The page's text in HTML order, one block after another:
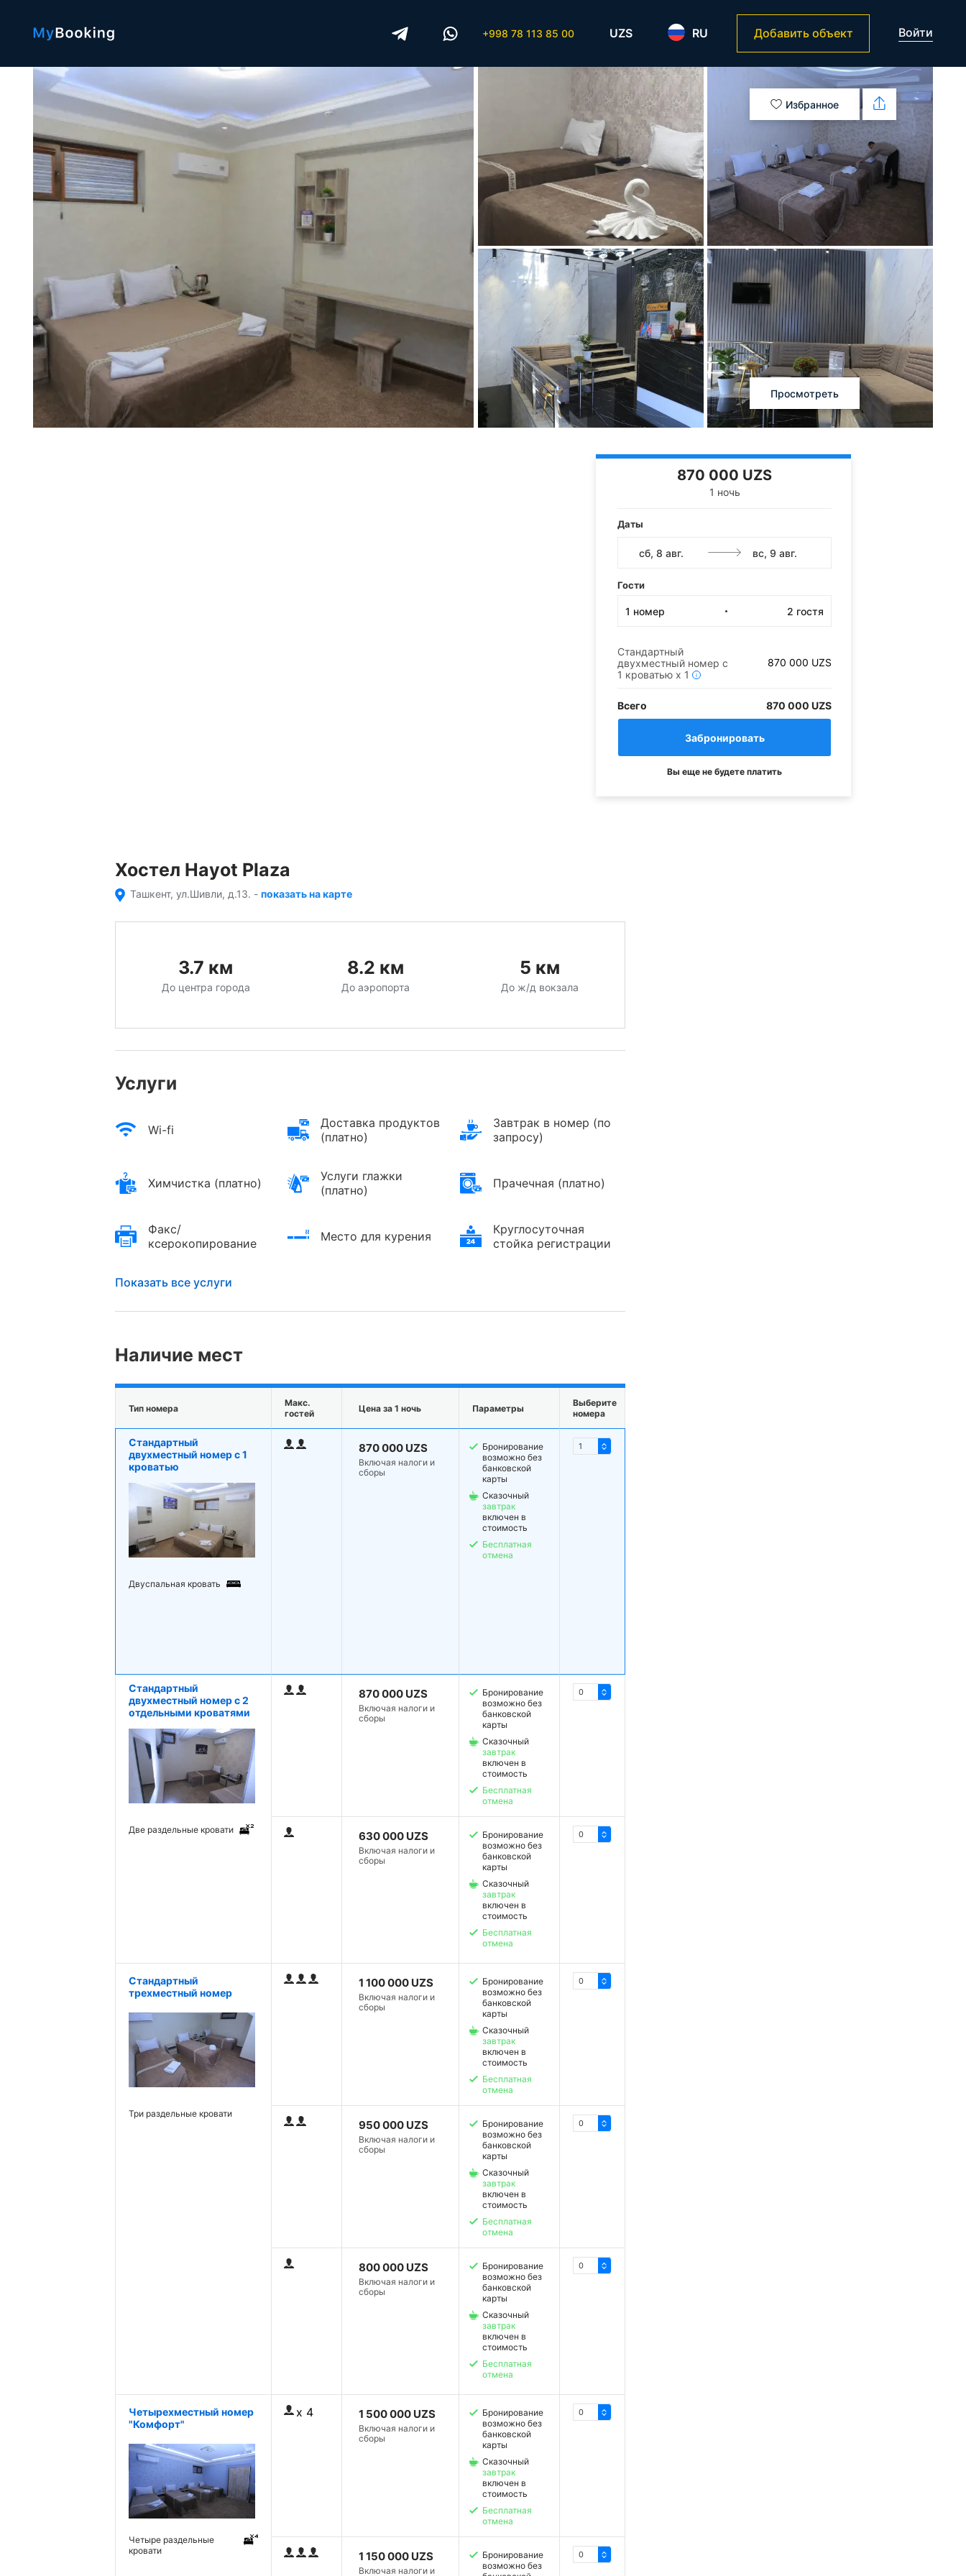
+998 78 113 85 00 UZS RU Добавить объект Войти
Избранное
Просмотреть
870 000 UZS
1 ночь
Даты
Гости
1 номер 2 гостя
Стандартный
двухместный номер с
1 кроватью x 1 i
870 000 UZS
Всего 870 000 UZS
Вы еще не будете платить
Хостел Hayot Plaza
Ташкент, ул.Шивли, д.13. - показать на карте
3.7 км
До центра города
8.2 км
До аэропорта
5 км
До ж/д вокзала
Услуги
Wi-fi
Доставка продуктов
(платно)
Завтрак в номер (по
запросу)
Химчистка (платно)
Услуги глажки
(платно)
Прачечная (платно)
Факс/
ксерокопирование
Место для курения
Круглосуточная
стойка регистрации
Показать все услуги
Наличие мест
Тип номера
Макс.
гостей
Цена за 1 ночь Параметры
Выберите
номера
Стандартный
двухместный номер с 1
кроватью
Двуспальная кровать
870 000 UZS
Включая налоги и
сборы
Бронирование
возможно без
банковской
карты
Сказочный
завтрак
включен в
стоимость
Бесплатная
отмена
Стандартный
двухместный номер с 2
отдельными кроватями
Две раздельные кровати
870 000 UZS
Включая налоги и
сборы
630 000 UZS
Включая налоги и
сборы
Бронирование
возможно без
банковской
карты
Сказочный
завтрак
включен в
стоимость
Бесплатная
отмена
Бронирование
возможно без
банковской
карты
Сказочный
завтрак
включен в
стоимость
Бесплатная
отмена
Стандартный
трехместный номер
Три раздельные кровати
1 100 000 UZS
Включая налоги и
сборы
950 000 UZS
Включая налоги и
сборы
800 000 UZS
Включая налоги и
сборы
Бронирование
возможно без
банковской
карты
Сказочный
завтрак
включен в
стоимость
Бесплатная
отмена
Бронирование
возможно без
банковской
карты
Сказочный
завтрак
включен в
стоимость
Бесплатная
отмена
Бронирование
возможно без
банковской
карты
Сказочный
завтрак
включен в
стоимость
Бесплатная
отмена
Четырехместный номер
"Комфорт"
Четыре раздельные
кровати
x 4 1 500 000 UZS
Включая налоги и
сборы
1 150 000 UZS
Включая налоги и
Бронирование
возможно без
банковской
карты
Сказочный
завтрак
включен в
стоимость
Бесплатная
отмена
Бронирование
возможно без